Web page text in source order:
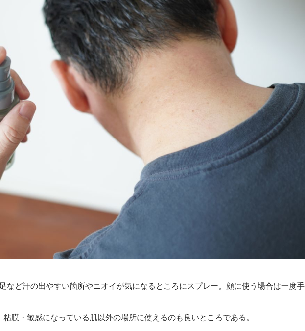
など汗の出やすい箇所やニオイが気になるところにスプレー。顔に使う場合は一度手
膜・敏感になっている肌以外の場所に使えるのも良いところである。